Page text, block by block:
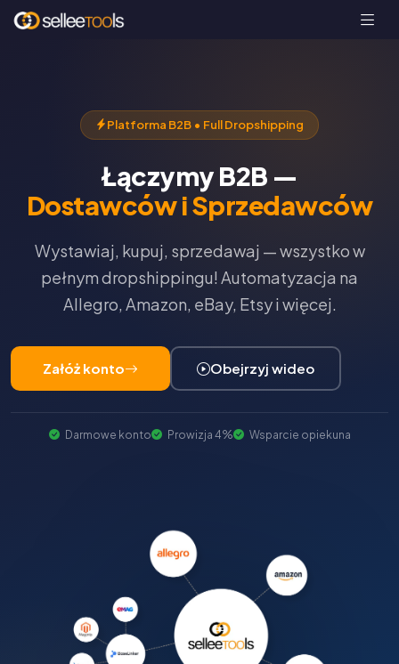
Platforma B2B • Full Dropshipping
Łączymy B2B —
Dostawców i Sprzedawców
Wystawiaj, kupuj, sprzedawaj — wszystko w
pełnym dropshippingu! Automatyzacja na
Allegro, Amazon, eBay, Etsy i więcej.
Załóż konto Obejrzyj wideo
Darmowe konto Prowizja 4% Wsparcie opiekuna